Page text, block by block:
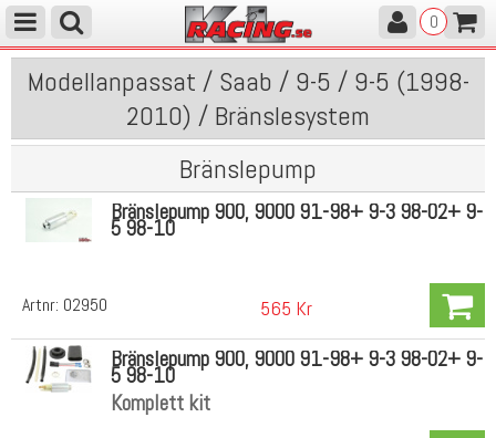
0
Modellanpassat / Saab / 9-5 / 9-5 (1998-
2010) / Bränslesystem
Bränslepump
Artnr: 02950
Bränslepump 900, 9000 91-98+ 9-3 98-02+ 9-
5 98-10
565 Kr
Bränslepump 900, 9000 91-98+ 9-3 98-02+ 9-
5 98-10
Komplett kit